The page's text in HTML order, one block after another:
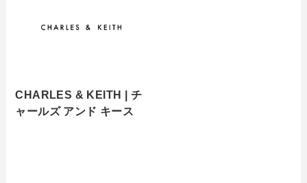
CHARLES & KEITH | チ
ャールズ アンド キース